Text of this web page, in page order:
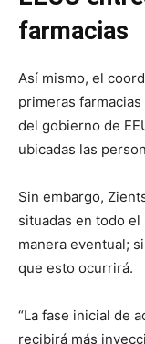
farmacias
Así mismo, el
primeras
del gobierno de
ubicadas las
Sin embargo,
situadas en todo
manera eventual;
que esto ocurrirá.
“La fase inicial de
recibirá más